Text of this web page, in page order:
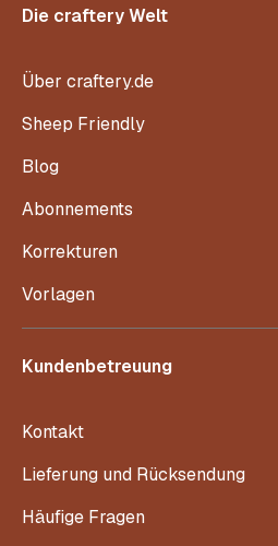
Die craftery Welt
Über craftery.de
Sheep Friendly
Blog
Abonnements
Korrekturen
Vorlagen
Kundenbetreuung
Kontakt
Lieferung und Rücksendung
Häufige Fragen